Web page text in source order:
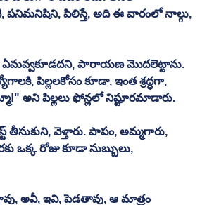
పనిమనిషిని, పిలిస్తే, అది ఈ వారంలో నాల్గు,
పిల్లలకోసం కూడా, ఇంత శ్రద్ధగా,
అని పిల్లలు ఫోన్లలో నిష్టూరమాడారు.
ఒక్క రోజు కూడా సుబ్బులు,